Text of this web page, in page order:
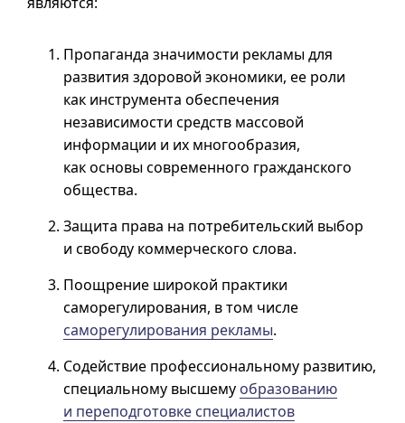
Пропаганда значимости рекламы для
развития здоровой экономики, ее роли
как инструмента обеспечения
независимости средств массовой
информации и их многообразия,
как основы современного гражданского
общества.
Защита права на потребительский выбор
и свободу коммерческого слова.
Поощрение широкой практики
саморегулирования, в том числе
саморегулирования рекламы.
Содействие профессиональному развитию,
специальному высшему образованию
и переподготовке специалистов